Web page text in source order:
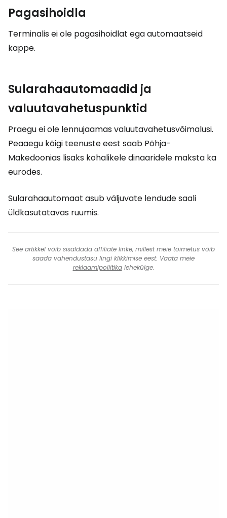
Pagasihoidla
Terminalis ei ole pagasihoidlat ega automaatseid
kappe.
Sularahaautomaadid ja
valuutavahetuspunktid
Praegu ei ole lennujaamas valuutavahetusvõimalusi.
Peaaegu kõigi teenuste eest saab Põhja-
Makedoonias lisaks kohalikele dinaaridele maksta ka
eurodes.
Sularahaautomaat asub väljuvate lendude saali
üldkasutatavas ruumis.
See artikkel võib sisaldada affiliate linke, millest meie toimetus võib
saada vahendustasu lingi klikkimise eest. Vaata meie
reklaamipoliitikalehekülge.